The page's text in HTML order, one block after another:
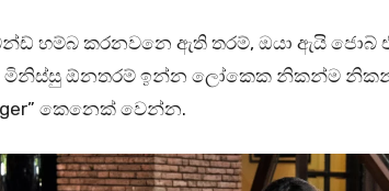
හම්බ කරනවනෙ ඇති තරම්, ඔයා ඇයි
ඕනතරම් ඉන්න ලෝකෙක නිකන්ම නිකන්
කෙනෙක් වෙන්න.